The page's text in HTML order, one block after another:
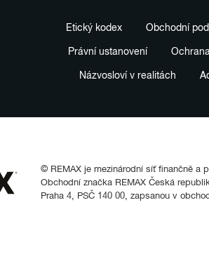
Etický kodex Obchodní
Právní ustanovení
Názvosloví v realitách
© REMAX je mezinárodní síť finančně a
Obchodní značka REMAX Česká
Praha 4, PSČ 140 00, zapsanou v